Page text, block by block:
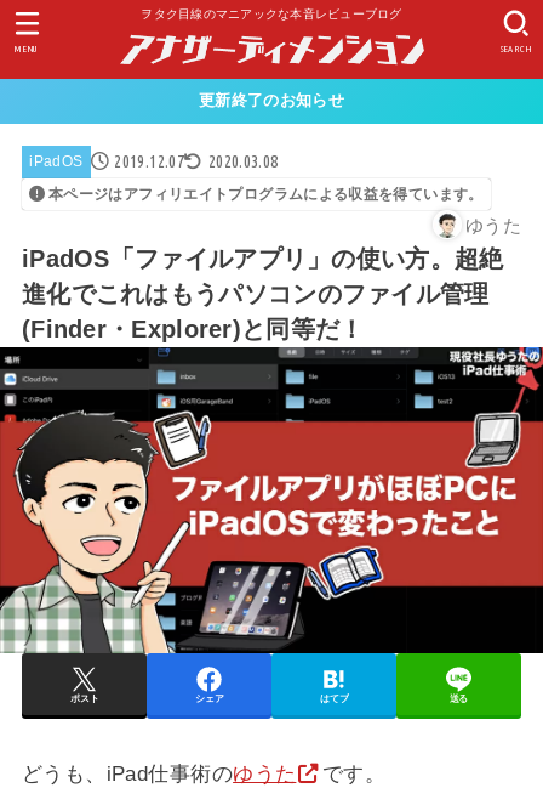
ヲタク目線のマニアックな本音レビューブログ
SEARCH
MENU
更新終了のお知らせ
iPadOS 2019.12.07 2020.03.08
本ページはアフィリエイトプログラムによる収益を得ています。
ゆうた
iPadOS「ファイルアプリ」の使い方。超絶
進化でこれはもうパソコンのファイル管理
(Finder・Explorer)と同等だ！
ポスト シェア はてブ 送る
どうも、iPad仕事術のゆうた です。